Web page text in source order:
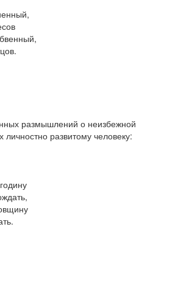
размышлений о неизбежной
личностно развитому человеку: